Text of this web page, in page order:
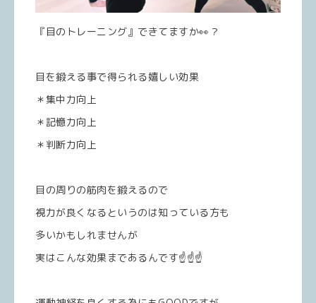
『目のトレーニング』できてますか👀？
目を鍛える事で得られる嬉しい効果
＊集中力向上
＊記憶力向上
＊判断力向上
目の周りの筋肉を鍛えるので
視力が良くなるというのは知っている方も
多いかもしれませんが
実はこんな効果まであるんです☝️☝️☝️